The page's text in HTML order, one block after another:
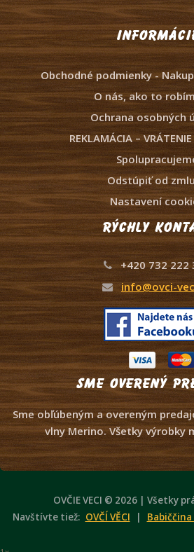
Obchodné podmienky -
O nás, ako to
Ochrana osobných
REKLAMÁCIA –
Odstúpiť od
Nastavení
Rýchly
+420 732 222
info@ovci-
Sme overený
Sme obľúbeným a overeným
vlny Merino. Všetky výrobky
OVČIE VECI © 2026 | Všetky
Navštívte tiež: OVČÍ VĚCI |